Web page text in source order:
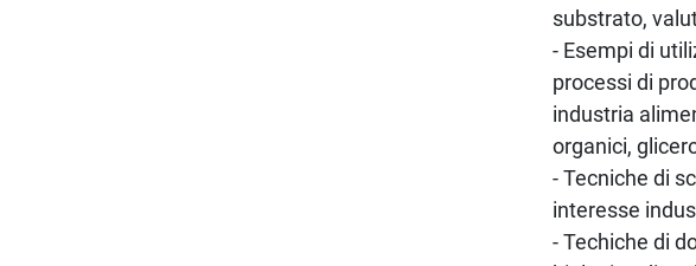
substrato,
- Esempi di
processi di
industria
organici,
- Tecniche di
interesse
- Techiche di